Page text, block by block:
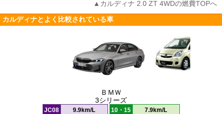
▲カルディナ 2.0 ZT 4WDの燃費TOPへ
カルディナとよく比較されている車
ＢＭＷ
3シリーズ
JC08 9.9km/L 10・15 7.9km/L